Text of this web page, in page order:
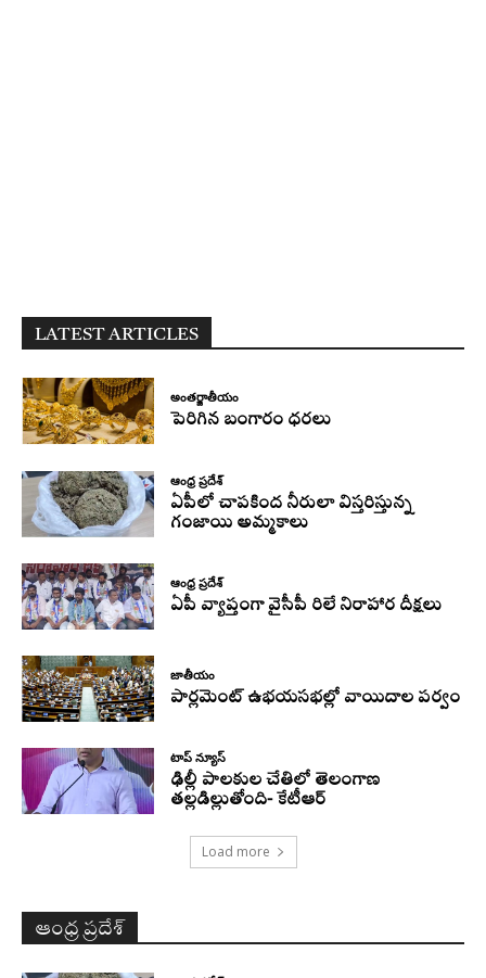
LATEST ARTICLES
అంతర్జాతీయం
పెరిగిన బంగారం ధరలు
ఆంధ్ర ప్రదేశ్
ఏపీలో చాపకింద నీరులా విస్తరిస్తున్న
గంజాయి అమ్మకాలు
ఆంధ్ర ప్రదేశ్
ఏపీ వ్యాప్తంగా వైసీపీ రిలే నిరాహార దీక్షలు
జాతీయం
పార్లమెంట్ ఉభయసభల్లో వాయిదాల పర్వం
టాప్ న్యూస్
ఢిల్లీ పాలకుల చేతిలో తెలంగాణ
తల్లడిల్లుతోంది- కేటీఆర్
Load more
ఆంధ్ర ప్రదేశ్